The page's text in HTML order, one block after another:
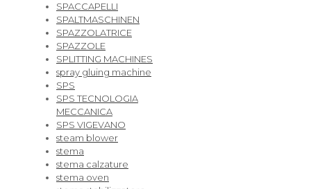
SPACCAPELLI
SPALTMASCHINEN
SPAZZOLATRICE
SPAZZOLE
SPLITTING MACHINES
spray gluing machine
SPS
SPS TECNOLOGIA
MECCANICA
SPS VIGEVANO
steam blower
stema
stema calzature
stema oven